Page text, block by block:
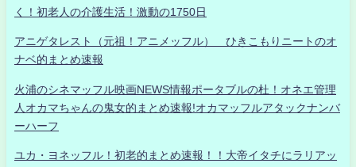
く！初老人の介護生活！激動の1750日
アニゲタレスト（元祖！アニメッフル） ひきこもりニートのオ
ナベ的まとめ速報
火浦のシネマッフル映画NEWS情報ポータブルの杜！オネエ管理
人オカマちゃんの鬼女的まとめ速報!オカマッフルアタックナンバ
ーハーフ
ユカ・ヨネッフル！初老的まとめ速報！！大帝イタチにラリアッ